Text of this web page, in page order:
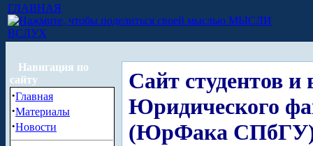
ГЛАВНАЯ
МЫСЛИ
ВСЛУХ
Навигация по
сайту
·Главная
·Материалы
·Новости
Сайт студентов
Юридического
(ЮрФака